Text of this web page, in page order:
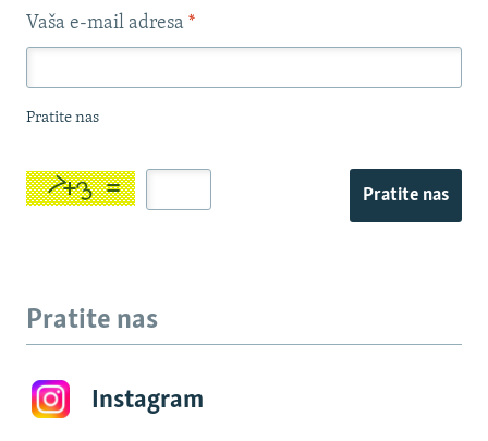
Vaša e-mail adresa *
Pratite nas
Pratite nas
Pratite nas
Instagram